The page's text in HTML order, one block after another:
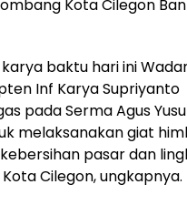
Kota Cilegon
baktu hari ini
Inf Karya Supriyanto
pada Serma Agus
melaksanakan giat
pasar dan
Cilegon, ungkapnya.